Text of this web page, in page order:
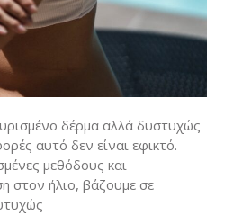
δέρμα αλλά δυστυχώς
αυτό δεν είναι εφικτό.
μεθόδους και
στον ήλιο, βάζουμε σε